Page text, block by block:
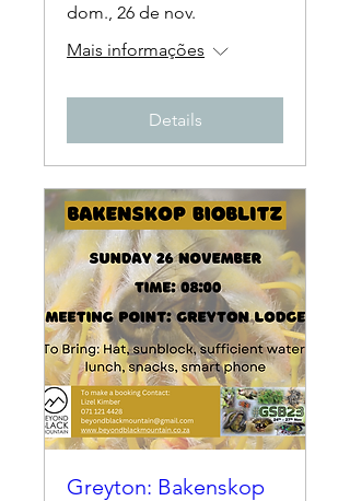
dom., 26 de nov.
Mais informações
Details
Greyton: Bakenskop